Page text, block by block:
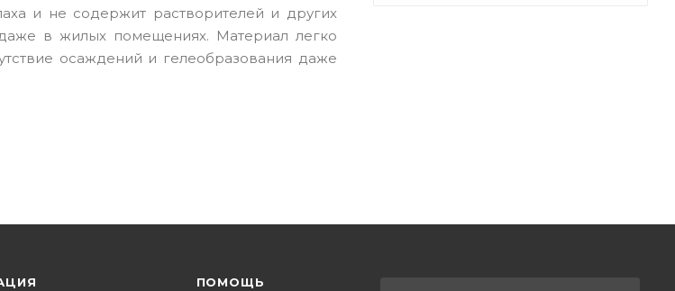
и не содержит растворителей и других
в жилых помещениях. Материал легко
осаждений и гелеобразования даже
ПОМОЩЬ